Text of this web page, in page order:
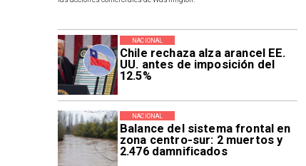
Chile rechaza alza arancel EE.
UU. antes de imposición del
12.5%
NACIONAL
Balance del sistema frontal en
zona centro-sur: 2 muertos y
2.476 damnificados
NACIONAL